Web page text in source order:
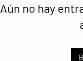
Aún no hay